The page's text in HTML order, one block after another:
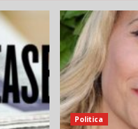
Politica